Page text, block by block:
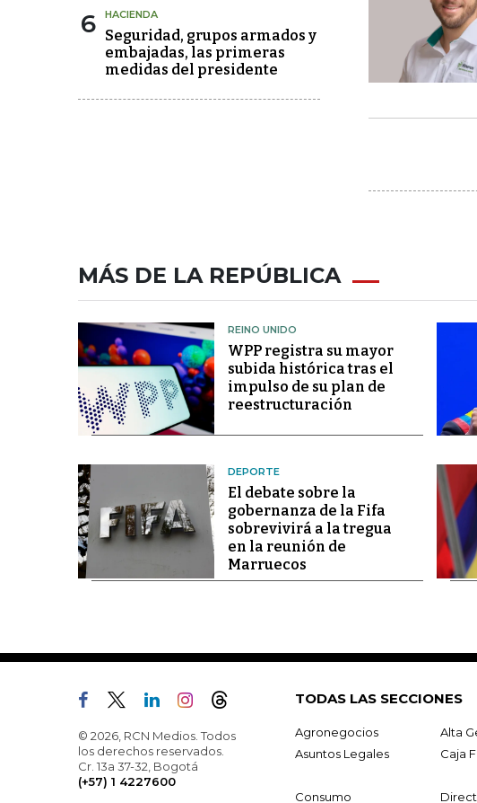
6 HACIENDA
Seguridad, grupos armados y
embajadas, las primeras
medidas del presidente
MÁS DE LA REPÚBLICA
REINO UNIDO
WPP registra su mayor
subida histórica tras el
impulso de su plan de
reestructuración
DEPORTE
El debate sobre la
gobernanza de la Fifa
sobrevivirá a la tregua
en la reunión de
Marruecos
© 2026, RCN Medios. Todos
los derechos reservados.
Cr. 13a 37-32, Bogotá
(+57) 1 4227600
TODAS LAS SECCIONES
Agronegocios Alta
Asuntos Legales
Caja
Consumo